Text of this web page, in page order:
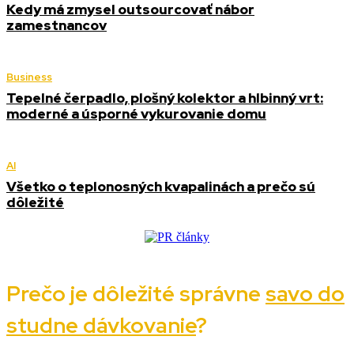
Kedy má zmysel outsourcovať nábor
zamestnancov
Business
Tepelné čerpadlo, plošný kolektor a hlbinný vrt:
moderné a úsporné vykurovanie domu
AI
Všetko o teplonosných kvapalinách a prečo sú
dôležité
Prečo je dôležité správne savo do
studne dávkovanie?